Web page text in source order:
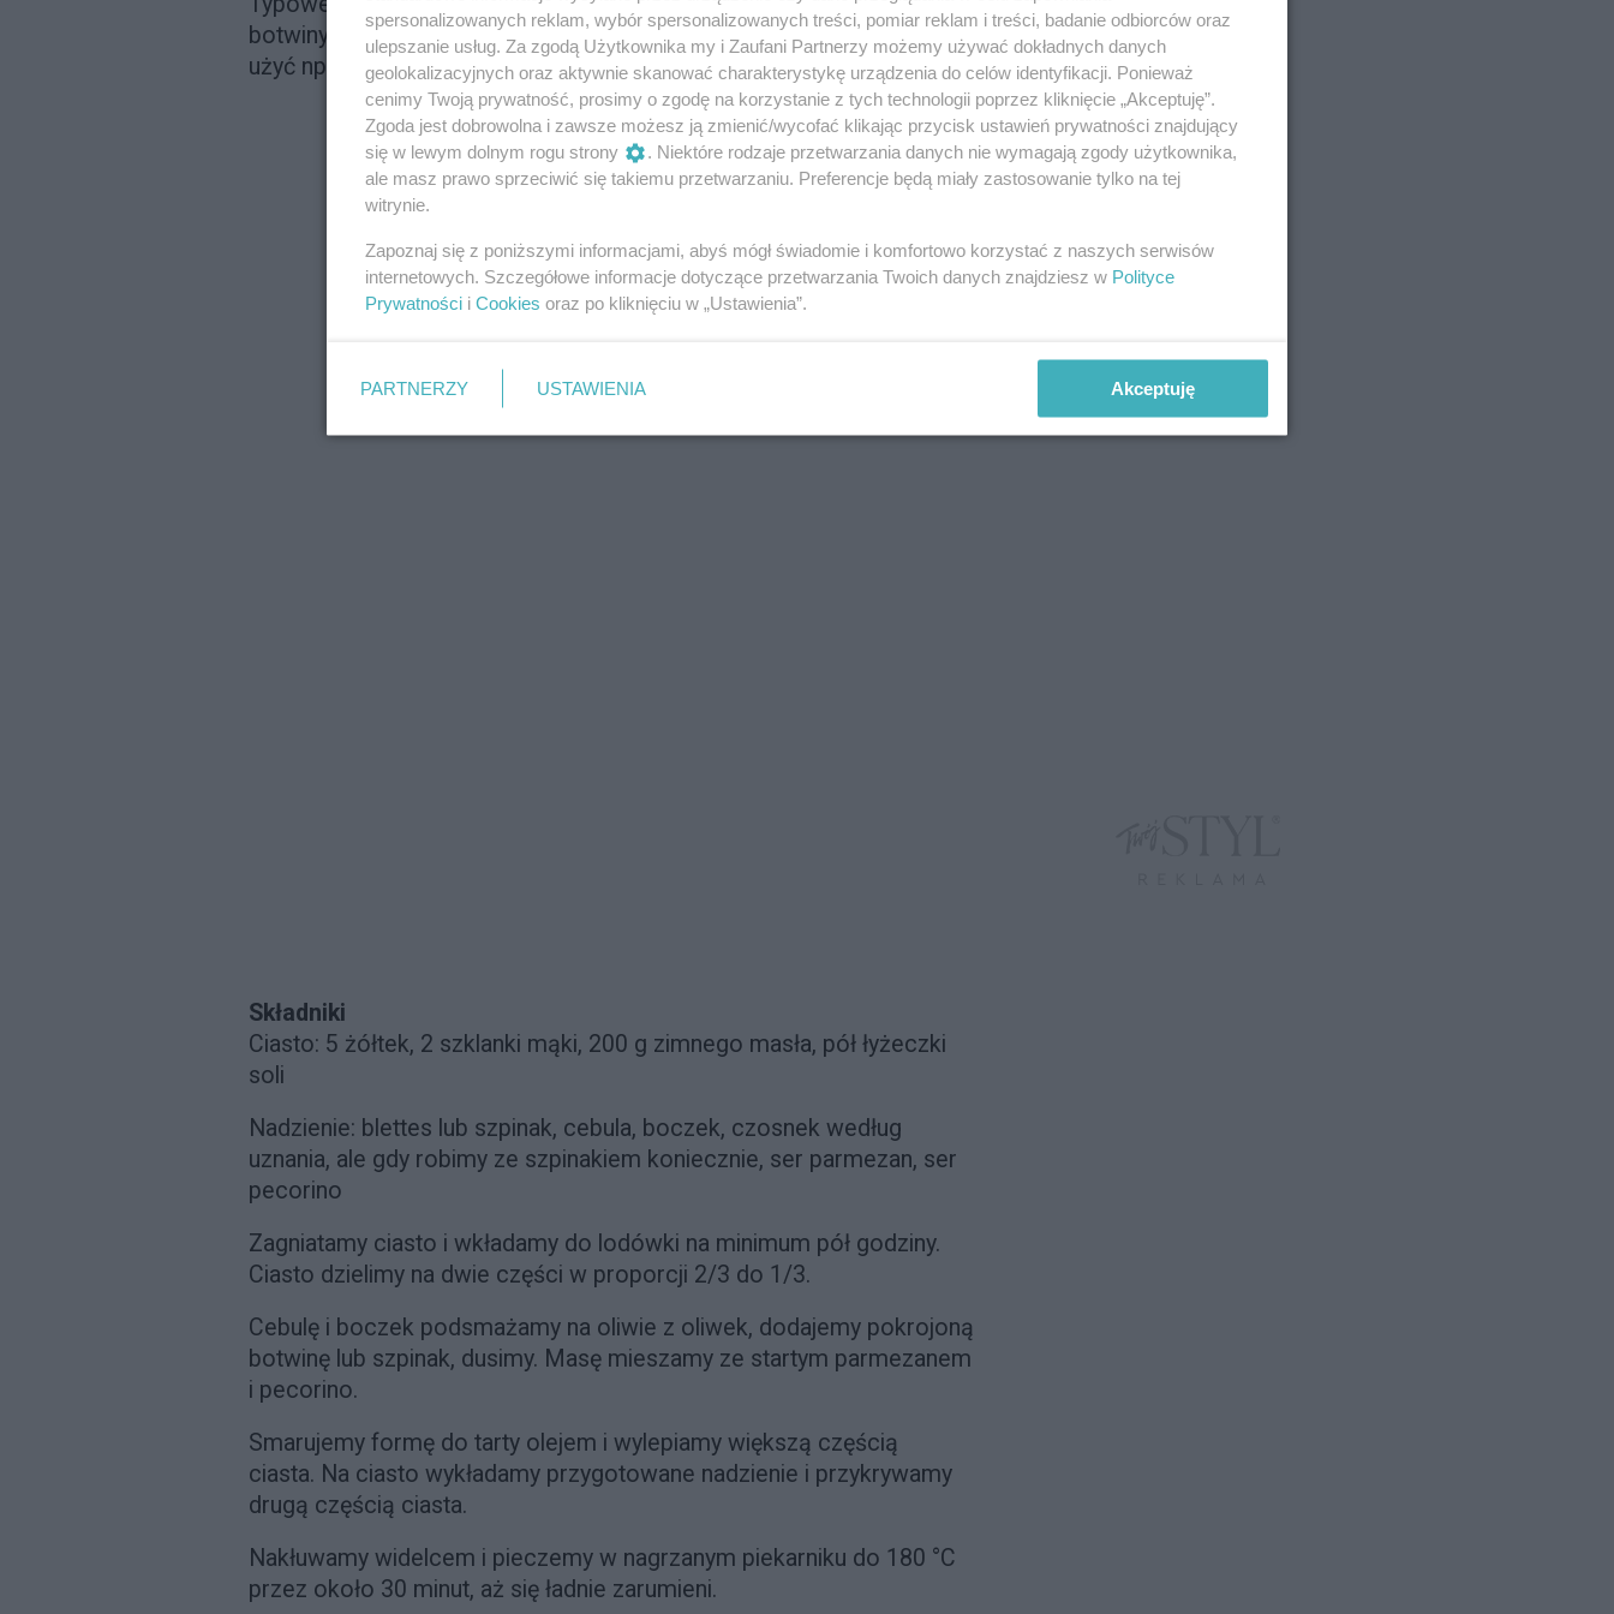
botwiny, hodowanej we Francji czy we Włoszech. W Polsce możemy
użyć np. świeżego szpinaku.
Składniki
Ciasto: 5 żółtek, 2 szklanki mąki, 200 g zimnego masła, pół łyżeczki
soli
Nadzienie: blettes lub szpinak, cebula, boczek, czosnek według
uznania, ale gdy robimy ze szpinakiem koniecznie, ser parmezan, ser
pecorino
Zagniatamy ciasto i wkładamy do lodówki na minimum pół godziny.
Ciasto dzielimy na dwie części w proporcji 2/3 do 1/3.
Cebulę i boczek podsmażamy na oliwie z oliwek, dodajemy pokrojoną
botwinę lub szpinak, dusimy. Masę mieszamy ze startym parmezanem
i pecorino.
Smarujemy formę do tarty olejem i wylepiamy większą częścią
ciasta. Na ciasto wykładamy przygotowane nadzienie i przykrywamy
drugą częścią ciasta.
Nakłuwamy widelcem i pieczemy w nagrzanym piekarniku do 180 °C
przez około 30 minut, aż się ładnie zarumieni.
spersonalizowanych reklam, wybór spersonalizowanych treści, pomiar reklam i treści, badanie odbiorców oraz
ulepszanie usług. Za zgodą Użytkownika my i Zaufani Partnerzy możemy używać dokładnych danych
geolokalizacyjnych oraz aktywnie skanować charakterystykę urządzenia do celów identyfikacji. Ponieważ
cenimy Twoją prywatność, prosimy o zgodę na korzystanie z tych technologii poprzez kliknięcie „Akceptuję”.
Zgoda jest dobrowolna i zawsze możesz ją zmienić/wycofać klikając przycisk ustawień prywatności znajdujący
się w lewym dolnym rogu strony
. Niektóre rodzaje przetwarzania danych nie wymagają zgody użytkownika,
ale masz prawo sprzeciwić się takiemu przetwarzaniu. Preferencje będą miały zastosowanie tylko na tej
witrynie.
Zapoznaj się z poniższymi informacjami, abyś mógł świadomie i komfortowo korzystać z naszych serwisów
internetowych. Szczegółowe informacje dotyczące przetwarzania Twoich danych znajdziesz w Polityce
Prywatności i Cookies oraz po kliknięciu w „Ustawienia”.
PARTNERZY USTAWIENIA Akceptuję